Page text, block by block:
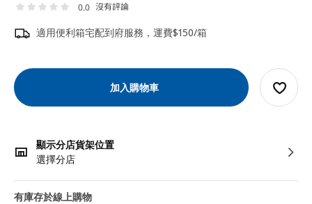
0.0 沒有評論
適用便利箱宅配到府服務，運費$150/箱
加入購物車
顯示分店貨架位置
選擇分店
有庫存於線上購物